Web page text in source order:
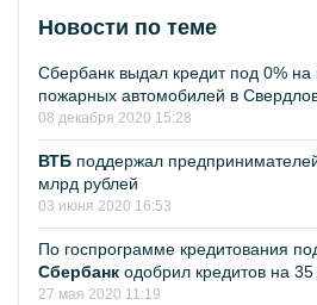
Новости по теме
Сбербанк выдал кредит под 0% на
пожарных автомобилей в
08 декабря 2020 15:28
ВТБ поддержал
млрд рублей
03 июня 2020 16:53
По госпрограмме кредитования
Сбербанк одобрил кредитов на
27 мая 2020 11:19